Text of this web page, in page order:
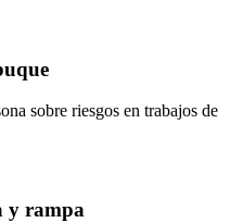
sobre riesgos en trabajos de
y rampa